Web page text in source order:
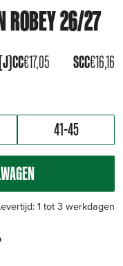
ROBEY 26/27
€17,05 SCC€16,16
41-45
1 tot 3 werkdagen